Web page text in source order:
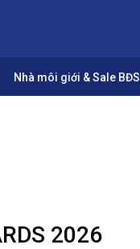
Nhà môi giới & Sale BĐS
2026